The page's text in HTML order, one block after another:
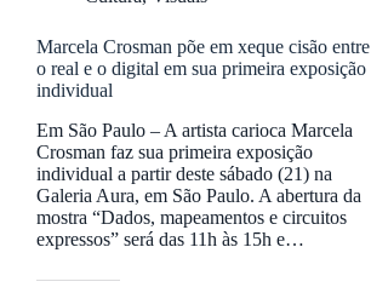
Marcela Crosman põe em xeque cisão entre
o real e o digital em sua primeira exposição
individual
Em São Paulo – A artista carioca Marcela
Crosman faz sua primeira exposição
individual a partir deste sábado (21) na
Galeria Aura, em São Paulo. A abertura da
mostra “Dados, mapeamentos e circuitos
expressos” será das 11h às 15h e…